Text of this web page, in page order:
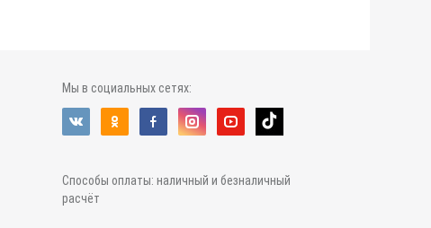
Мы в социальных сетях:
Способы оплаты: наличный и безналичный
расчёт